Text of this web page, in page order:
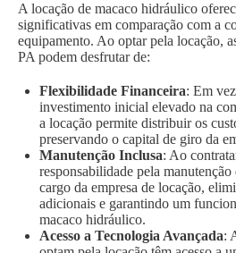
A locação de macaco hidráulico
significativas em comparação com a
equipamento. Ao optar pela locação,
PA podem desfrutar de:
Flexibilidade Financeira: Em
investimento inicial elevado na
a locação permite distribuir os
preservando o capital de giro da
Manutenção Inclusa: Ao
responsabilidade pela
cargo da empresa de locação,
adicionais e garantindo um
macaco hidráulico.
Acesso a Tecnologia Avançada: